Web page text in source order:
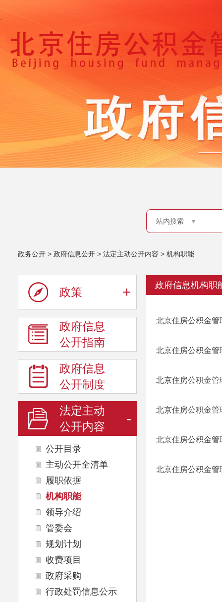
站内搜索
政务公开 > 政府信息公开 > 法定主动公开内容 > 机构职能
政策 +
政府信息
公开指南
政府信息
公开制度
法定主动
公开内容
-
公开目录
主动公开全清单
履职依据
机构职能
领导介绍
管委会
规划计划
收费项目
政府采购
行政处罚信息公示
政府信息机构职
北京住房公积金
北京住房公积金管
北京住房公积金管
北京住房公积金
北京住房公积金
北京住房公积金